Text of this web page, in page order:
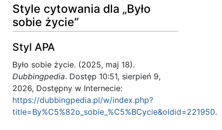
Style cytowania dla „Było
sobie życie”
Styl APA
Było sobie życie. (2025, maj 18).
Dubbingpedia. Dostęp 10:51, sierpień 9,
2026, Dostępny w Internecie:
https://dubbingpedia.pl/w/index.php?
title=By%C5%82o_sobie_%C5%BCycie&oldid=221950.